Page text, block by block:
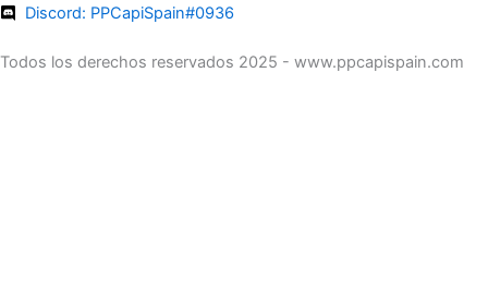
Discord: PPCapiSpain#0936
Todos los derechos reservados 2025 - www.ppcapispain.com